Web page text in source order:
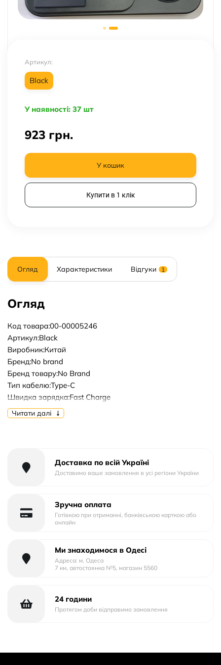
Артикул:
Black
У наявності: 37 шт
923 грн.
У кошик
Купити в 1 клік
Огляд Характеристики Відгуки 1
Огляд
Код товара:00-00005246
Артикул:Black
Виробник:Китай
Бренд:No brand
Бренд товару:No Brand
Тип кабелю:Type-C
Швидка зарядка:Fast Charge
Тип зарядного пристрою:Бездротовий
Матеріал корпуса:Пластик
Читати далі
Доставка по всій Україні
Доставимо ваше замовлення в усі регіони України
Зручна оплата
Готівкою при отриманні, банківською карткою або
онлайн
Ми знаходимося в Одесі
Адреса: м. Одеса
7 км, автостоянка №5, магазин 5560
24 години
Протягом доби відправимо замовлення